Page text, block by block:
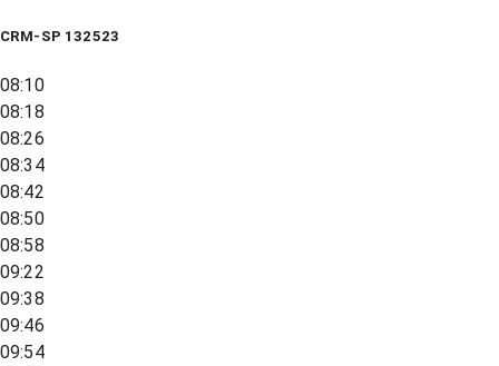
CRM-SP 132523
08:10
08:18
08:26
08:34
08:42
08:50
08:58
09:22
09:38
09:46
09:54